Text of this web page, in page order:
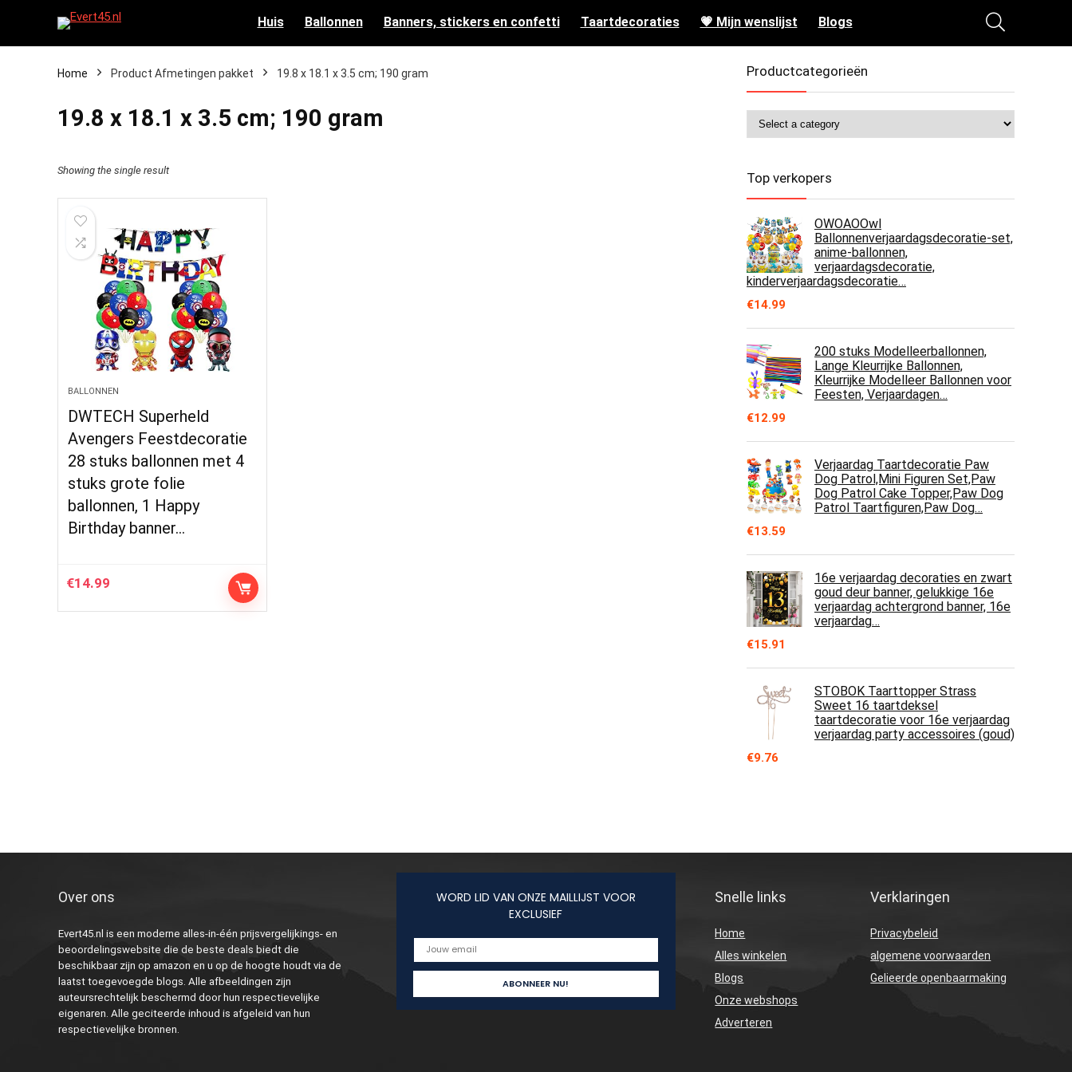
Huis Ballonnen Banners, stickers en confetti Taartdecoraties 💗 Mijn wenslijst Blogs
Home Product Afmetingen pakket ‎19.8 x 18.1 x 3.5 cm; 190 gram
‎19.8 x 18.1 x 3.5 cm; 190 gram
Showing the single result
BALLONNEN
DWTECH Superheld
Avengers Feestdecoratie
28 stuks ballonnen met 4
stuks grote folie
ballonnen, 1 Happy
Birthday banner…
€14.99
Productcategorieën
Top verkopers
OWOAOOwl
Ballonnenverjaardagsdecoratie-set,
anime-ballonnen,
verjaardagsdecoratie,
kinderverjaardagsdecoratie…
€14.99
200 stuks Modelleerballonnen,
Lange Kleurrijke Ballonnen,
Kleurrijke Modelleer Ballonnen voor
Feesten, Verjaardagen…
€12.99
Verjaardag Taartdecoratie Paw
Dog Patrol,Mini Figuren Set,Paw
Dog Patrol Cake Topper,Paw Dog
Patrol Taartfiguren,Paw Dog…
€13.59
16e verjaardag decoraties en zwart
goud deur banner, gelukkige 16e
verjaardag achtergrond banner, 16e
verjaardag…
€15.91
STOBOK Taarttopper Strass
Sweet 16 taartdeksel
taartdecoratie voor 16e verjaardag
verjaardag party accessoires (goud)
€9.76
Over ons
Evert45.nl is een moderne alles-in-één prijsvergelijkings- en
beoordelingswebsite die de beste deals biedt die
beschikbaar zijn op amazon en u op de hoogte houdt via de
laatst toegevoegde blogs. Alle afbeeldingen zijn
auteursrechtelijk beschermd door hun respectievelijke
eigenaren. Alle geciteerde inhoud is afgeleid van hun
respectievelijke bronnen.
WORD LID VAN ONZE MAILLIJST VOOR
EXCLUSIEF
Snelle links
Home
Alles winkelen
Blogs
Onze webshops
Adverteren
Verklaringen
Privacybeleid
algemene voorwaarden
Gelieerde openbaarmaking